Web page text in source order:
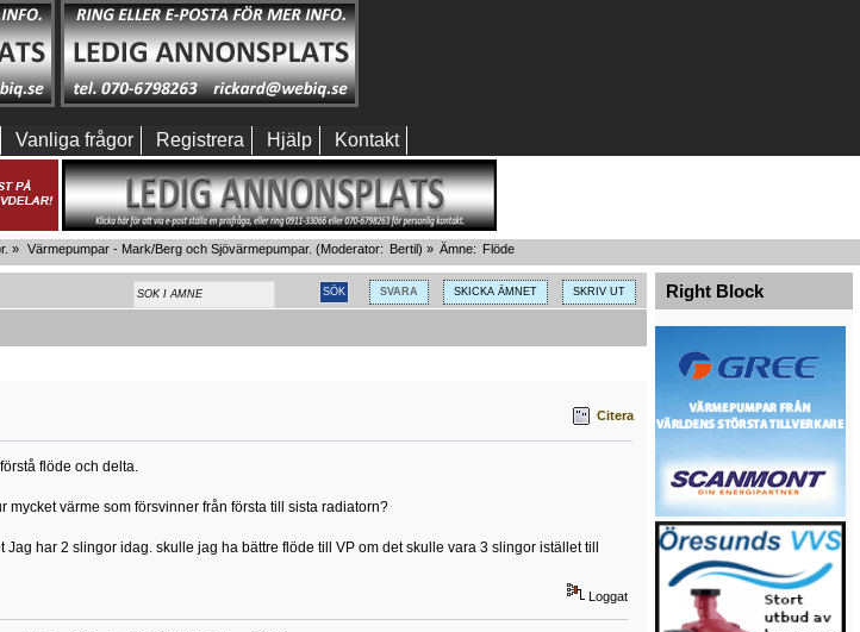
Vanliga frågor Registrera Hjälp Kontakt
» Värmepumpar - Mark/Berg och Sjövärmepumpar. (Moderator: Bertil) » Ämne: Flöde
SVARA SKICKA ÄMNET SKRIV UT
Citera
flöde och delta.
mycket värme som försvinner från första till sista radiatorn?
har 2 slingor idag. skulle jag ha bättre flöde till VP om det skulle vara 3 slingor istället till
Loggat
Right Block